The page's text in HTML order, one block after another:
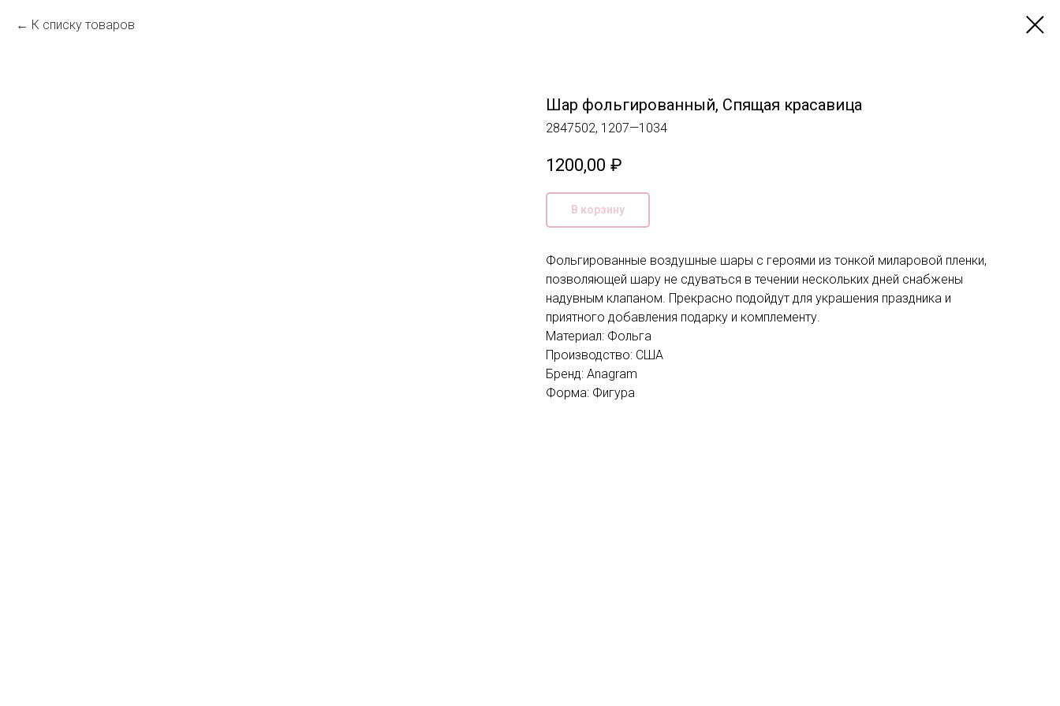
К списку товаров
Шар фольгированный, Спящая красавица
2847502, 1207—1034
1200,00 ₽
В корзину
Фольгированные воздушные шары с героями из тонкой миларовой пленки,
позволяющей шару не сдуваться в течении нескольких дней снабжены
надувным клапаном. Прекрасно подойдут для украшения праздника и
приятного добавления подарку и комплементу.
Материал: Фольга
Производство: США
Бренд: Anagram
Форма: Фигура